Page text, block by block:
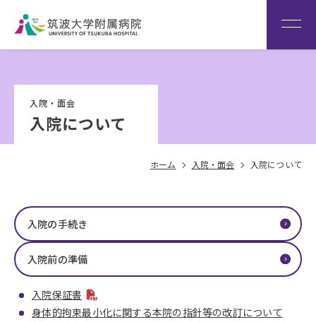
患者さん専用回線
（※本院は全科予約制です）
Language
入院・面会
入院について
ホーム 入院・面会 入院について
入院の手続き
入院前の準備
入院保証書
身体的拘束最小化に関する本院の指針等の改訂について